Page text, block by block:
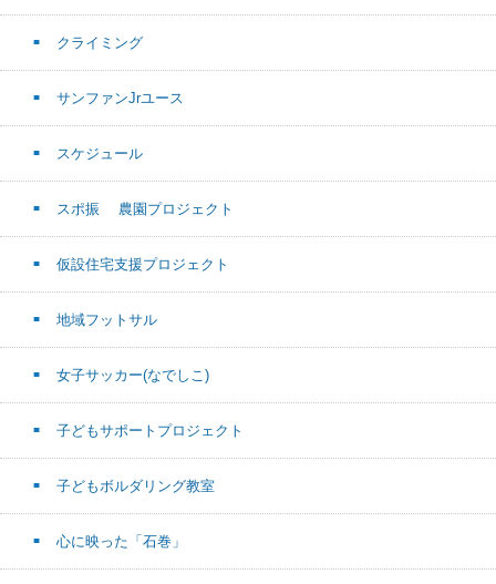
クライミング
サンファンJrユース
スケジュール
スポ振 農園プロジェクト
仮設住宅支援プロジェクト
地域フットサル
女子サッカー(なでしこ)
子どもサポートプロジェクト
子どもボルダリング教室
心に映った「石巻」